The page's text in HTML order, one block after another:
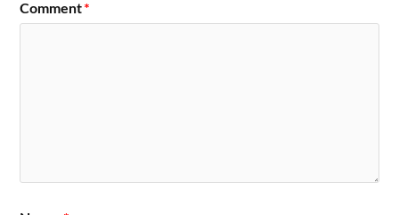
Comment*